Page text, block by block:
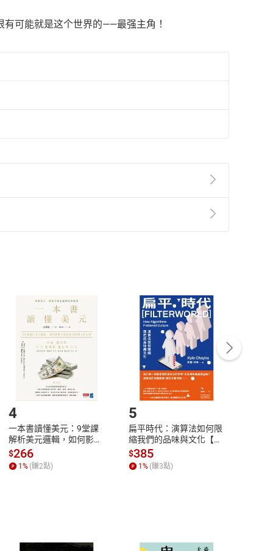
可能就是这个世界的——最强主角！
第2條第5款之規定，「非以有形媒介提供之數位
點選「瀏覽訂單明細」 「申請取消訂單/退
貨。
付款方式
Payment
完成訂單
Complete
號，下載書籍後看書
4
一本書讀懂美元：9堂課
解析美元邏輯，如何影響
全球經濟和每個人的投資
【電子書】
$266
1% (賺2點)
5
扁平時代：演算法如何限
縮我們的品味與文化【電
子書】
$385
1% (賺3點)